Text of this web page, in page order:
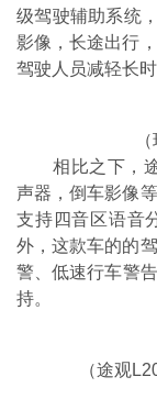
级驾驶辅助系统
影像，长途出行
驾驶人员减轻长
相比之下，途
声器，倒车影像
支持四音区语音
外，这款车的的
警、低速行车警
持。
（途观